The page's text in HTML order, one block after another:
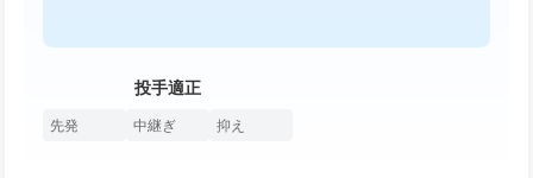
投手適正
先発 中継ぎ 抑え